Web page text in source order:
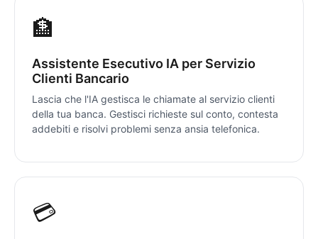
🏦
Assistente Esecutivo IA per Servizio
Clienti Bancario
Lascia che l'IA gestisca le chiamate al servizio clienti
della tua banca. Gestisci richieste sul conto, contesta
addebiti e risolvi problemi senza ansia telefonica.
💳